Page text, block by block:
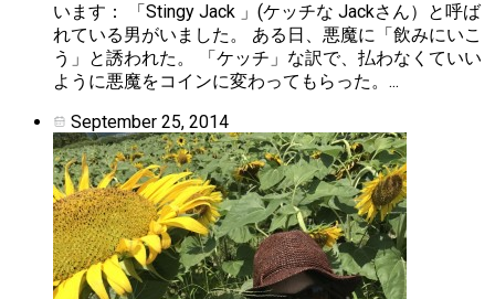
います： 「Stingy Jack 」(ケッチな Jackさん）と呼ば
れている男がいました。 ある日、悪魔に「飲みにいこ
う」と誘われた。 「ケッチ」な訳で、払わなくていい
ように悪魔をコインに変わってもらった。...
September 25, 2014